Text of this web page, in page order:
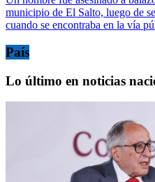
municipio de El Salto, luego de
cuando se encontraba en la vía
País
Lo último en noticias